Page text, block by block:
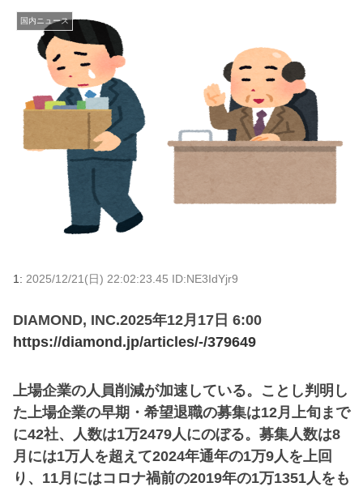
国内ニュース
1: 2025/12/21(日) 22:02:23.45 ID:NE3IdYjr9
DIAMOND, INC.2025年12月17日 6:00
https://diamond.jp/articles/-/379649
上場企業の人員削減が加速している。ことし判明し
た上場企業の早期・希望退職の募集は12月上旬まで
に42社、人数は1万2479人にのぼる。募集人数は8
月には1万人を超えて2024年通年の1万9人を上回
り、11月にはコロナ禍前の2019年の1万1351人をも